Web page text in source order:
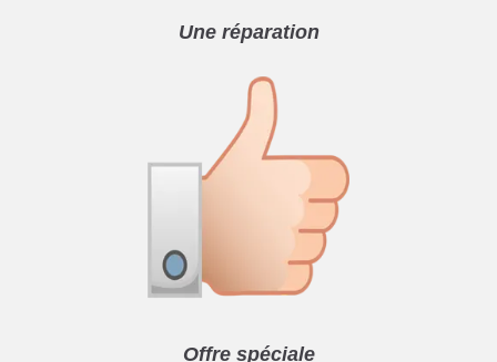
Une réparation
Offre spéciale